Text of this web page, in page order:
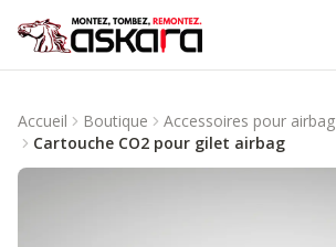
Accueil Boutique
Accessoires pour airbag
Cartouche CO2 pour gilet airbag